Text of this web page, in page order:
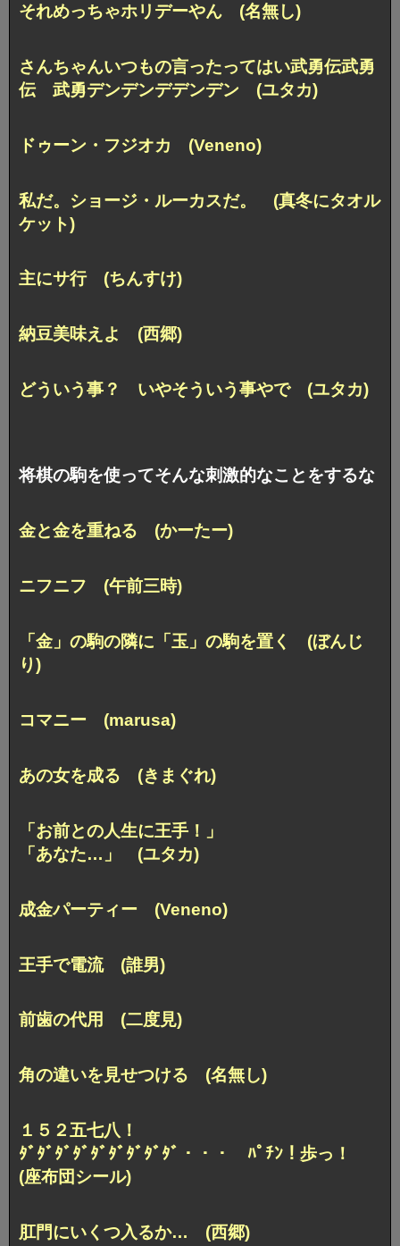
それめっちゃホリデーやん (名無し)
さんちゃんいつもの言ったってはい武勇伝武勇
伝 武勇デンデンデデンデン (ユタカ)
ドゥーン・フジオカ (Veneno)
私だ。ショージ・ルーカスだ。 (真冬にタオル
ケット)
主にサ行 (ちんすけ)
納豆美味えよ (西郷)
どういう事？ いやそういう事やで (ユタカ)
将棋の駒を使ってそんな刺激的なことをするな
金と金を重ねる (かーたー)
ニフニフ (午前三時)
「金」の駒の隣に「玉」の駒を置く (ぼんじ
り)
コマニー (marusa)
あの女を成る (きまぐれ)
「お前との人生に王手！」
「あなた…」 (ユタカ)
成金パーティー (Veneno)
王手で電流 (誰男)
前歯の代用 (二度見)
角の違いを見せつける (名無し)
１５２五七八！
ﾀﾞﾀﾞﾀﾞﾀﾞﾀﾞﾀﾞﾀﾞﾀﾞﾀﾞ・・・ ﾊﾟﾁﾝ！歩っ！
(座布団シール)
肛門にいくつ入るか… (西郷)